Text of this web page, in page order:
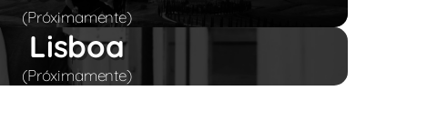
(Próximamente)
Lisboa
(Próximamente)